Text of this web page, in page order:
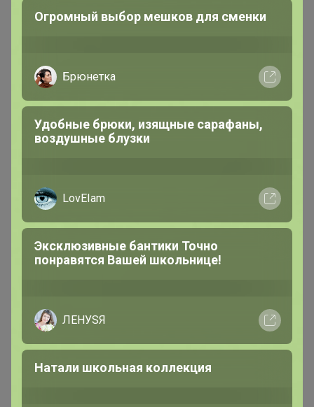
людашка
Поняла, поставила отказ.
В теме "Открывается новая закупка! Загляните!"
Огромный выбор мешков для сменки
Брюнетка
Удобные брюки, изящные сарафаны,
воздушные блузки
LovEIam
Эксклюзивные бантики Точно
понравятся Вашей школьнице!
ЛЕНУSЯ
Натали школьная коллекция